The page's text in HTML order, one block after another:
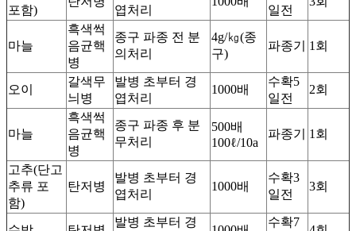
포함) 엽처리 일전
마늘
흑색썩
음균핵
병
종구 파종 전 분
의처리
4g/㎏(종
구)
파종기 1회
오이
갈색무
늬병
발병 초부터 경
엽처리
1000배
수확5
일전
2회
마늘
흑색썩
음균핵
병
종구 파종 후 분
무처리
500배
100ℓ/10a
파종기 1회
고추(단고
추류 포
함)
탄저병
발병 초부터 경
엽처리
1000배
수확3
일전
3회
발병 초부터 경
수확7